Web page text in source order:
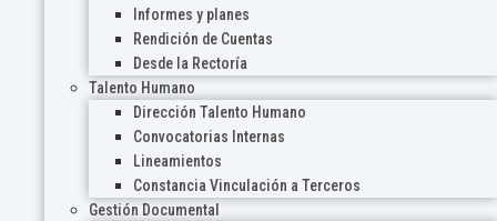
Informes y planes
Rendición de Cuentas
Desde la Rectoría
Talento Humano
Dirección Talento Humano
Convocatorias Internas
Lineamientos
Constancia Vinculación a Terceros
Gestión Documental